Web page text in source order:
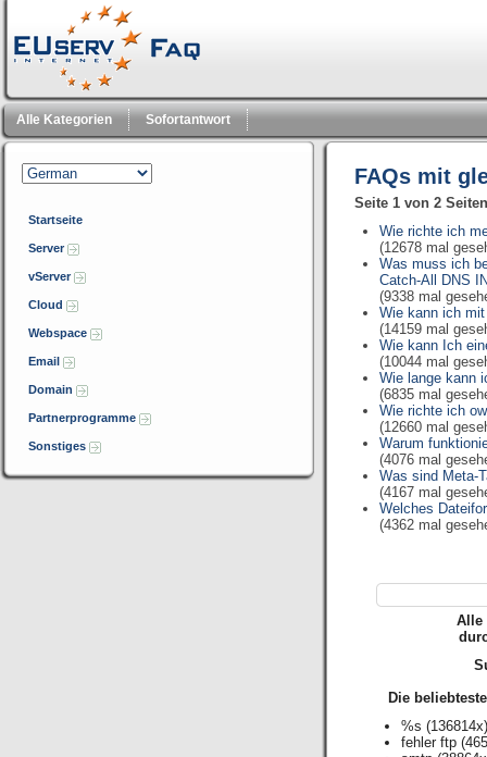
Alle Kategorien Sofortantwort
Startseite
Server
vServer
Cloud
Webspace
Email
Domain
Partnerprogramme
Sonstiges
FAQs mit
Seite 1 von 2 Seiten
Wie richte ich
(12678 mal
Was muss ich
Catch-All DNS
(9338 mal
Wie kann ich
(14159 mal
Wie kann Ich
(10044 mal
Wie lange kann
(6835 mal
Wie richte ich
(12660 mal
Warum
(4076 mal
Was sind Meta-
(4167 mal
Welches
(4362 mal
Alle
Die
%s
fehler ftp